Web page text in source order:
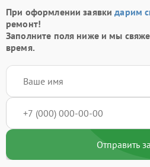
При оформлении заявкидарим
ремонт!
Заполните поля ниже и мы
время.
Отправить